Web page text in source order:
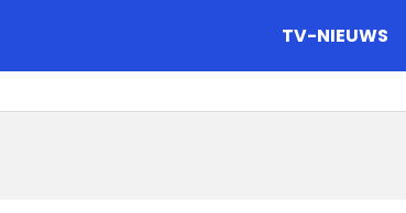
TV-NIEUWS